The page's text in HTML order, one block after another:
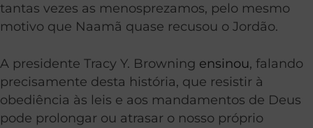
tantas vezes as menosprezamos, pelo mesmo
motivo que Naamã quase recusou o Jordão.
A presidente Tracy Y. Browning ensinou, falando
precisamente desta história, que resistir à
obediência às leis e aos mandamentos de Deus
pode prolongar ou atrasar o nosso próprio